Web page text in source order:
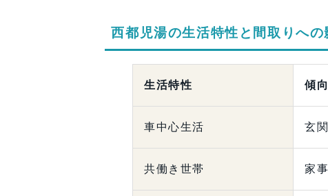
西都児湯の生活特性と間取りへの
生活特性 傾向
車中心生活 玄
共働き世帯 家